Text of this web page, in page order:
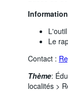
Le
Contact :
Thème:
localités >